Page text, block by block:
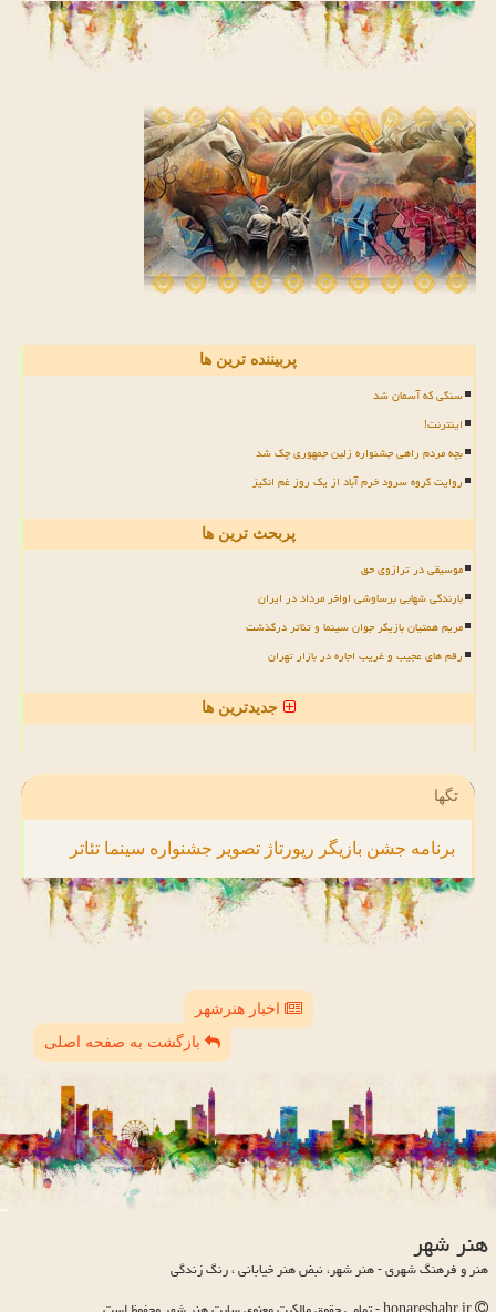
پربیننده ترین ها
سنگی که آسمان شد
اینترنت!
بچه مردم راهی جشنواره زلین جمهوری چک شد
روایت گروه سرود خرم آباد از یک روز غم انگیز
پربحث ترین ها
موسیقی در ترازوی حق
بارندگی شهابی برساوشی اواخر مرداد در ایران
مریم همتیان بازیگر جوان سینما و تئاتر درگذشت
رقم های عجیب و غریب اجاره در بازار تهران
جدیدترین ها
تگها
برنامه جشن بازیگر رپورتاژ تصویر جشنواره سینما تئاتر
اخبار هنرشهر
بازگشت به صفحه اصلی
هنر شهر
هنر و فرهنگ شهری - هنر شهر، نبض هنر خیابانی ، رنگ زندگی